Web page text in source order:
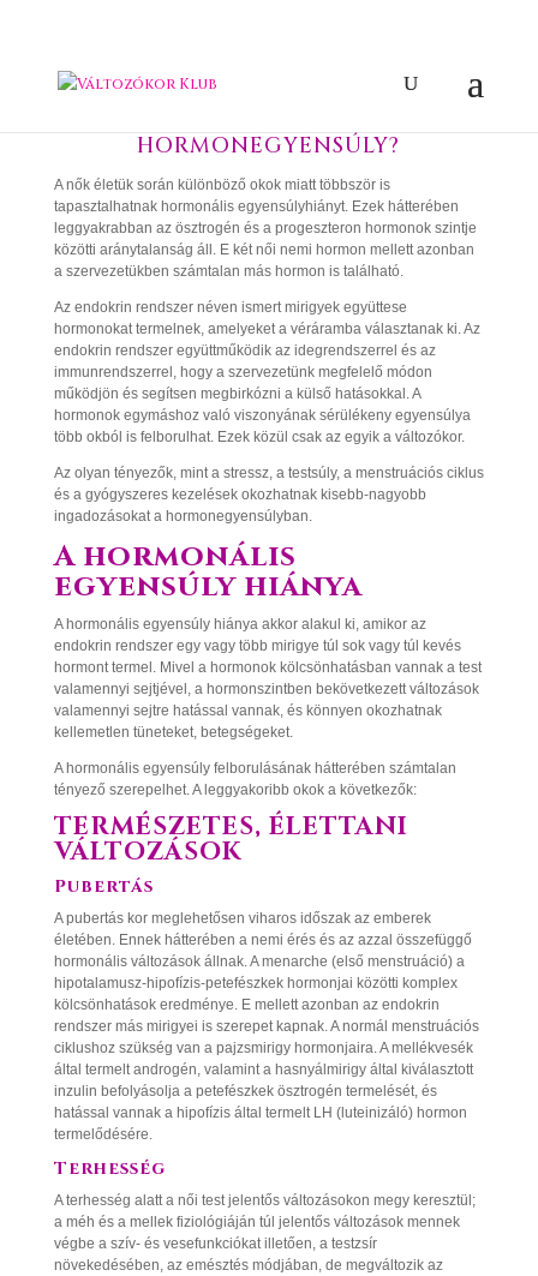
MITŐL BORUL FEL A
HORMONEGYENSÚLY?
A nők életük során különböző okok miatt többször is
tapasztalhatnak hormonális egyensúlyhiányt. Ezek hátterében
leggyakrabban az ösztrogén és a progeszteron hormonok szintje
közötti aránytalanság áll. E két női nemi hormon mellett azonban
a szervezetükben számtalan más hormon is található.
Az endokrin rendszer néven ismert mirigyek együttese
hormonokat termelnek, amelyeket a véráramba választanak ki. Az
endokrin rendszer együttműködik az idegrendszerrel és az
immunrendszerrel, hogy a szervezetünk megfelelő módon
működjön és segítsen megbirkózni a külső hatásokkal. A
hormonok egymáshoz való viszonyának sérülékeny egyensúlya
több okból is felborulhat. Ezek közül csak az egyik a változókor.
Az olyan tényezők, mint a stressz, a testsúly, a menstruációs ciklus
és a gyógyszeres kezelések okozhatnak kisebb-nagyobb
ingadozásokat a hormonegyensúlyban.
A hormonális
egyensúly hiánya
A hormonális egyensúly hiánya akkor alakul ki, amikor az
endokrin rendszer egy vagy több mirigye túl sok vagy túl kevés
hormont termel. Mivel a hormonok kölcsönhatásban vannak a test
valamennyi sejtjével, a hormonszintben bekövetkezett változások
valamennyi sejtre hatással vannak, és könnyen okozhatnak
kellemetlen tüneteket, betegségeket.
A hormonális egyensúly felborulásának hátterében számtalan
tényező szerepelhet. A leggyakoribb okok a következők:
TERMÉSZETES, ÉLETTANI
VÁLTOZÁSOK
Pubertás
A pubertás kor meglehetősen viharos időszak az emberek
életében. Ennek hátterében a nemi érés és az azzal összefüggő
hormonális változások állnak. A menarche (első menstruáció) a
hipotalamusz-hipofízis-petefészkek hormonjai közötti komplex
kölcsönhatások eredménye. E mellett azonban az endokrin
rendszer más mirigyei is szerepet kapnak. A normál menstruációs
ciklushoz szükség van a pajzsmirigy hormonjaira. A mellékvesék
által termelt androgén, valamint a hasnyálmirigy által kiválasztott
inzulin befolyásolja a petefészkek ösztrogén termelését, és
hatással vannak a hipofízis által termelt LH (luteinizáló) hormon
termelődésére.
Terhesség
A terhesség alatt a női test jelentős változásokon megy keresztül;
a méh és a mellek fiziológiáján túl jelentős változások mennek
végbe a szív- és vesefunkciókat illetően, a testzsír
növekedésében, az emésztés módjában, de megváltozik az